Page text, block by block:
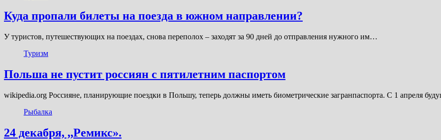
Куда пропали билеты на поезда в южном направлении?
У туристов, путешествующих на поездах, снова переполох – заходят за 90 дней до отправления нужного им…
Туризм
Польша не пустит россиян с пятилетним паспортом
wikipedia.org Россияне, планирующие поездки в Польшу, теперь должны иметь биометрические загранпаспорта. С 1 апреля
Рыбалка
24 декабря, ,,Ремикс».